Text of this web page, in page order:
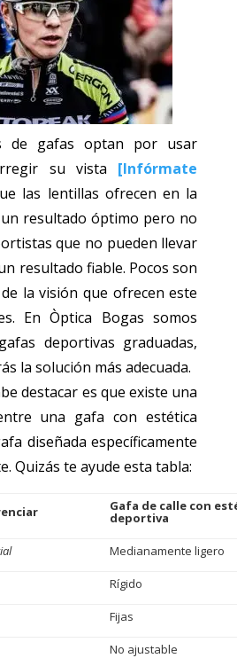
de gafas optan por usar
su vista [Infórmate
las lentillas ofrecen en la
resultado óptimo pero no
que no pueden llevar
resultado fiable. Pocos son
la visión que ofrecen este
En Òptica Bogas somos
deportivas graduadas,
la solución más adecuada.
destacar es que existe una
una gafa con estética
diseñada específicamente
Quizás te ayude esta tabla:
Gafa de calle con
deportiva
Medianamente ligero
Rígido
Fijas
No ajustable